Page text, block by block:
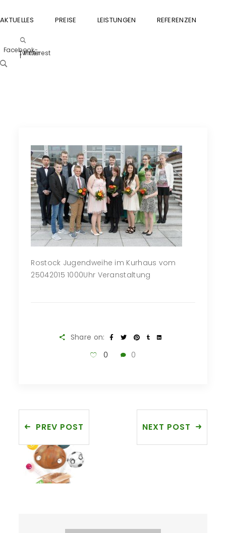
AKTUELLES PREISE LEISTUNGEN REFERENZEN
Facebook-
f
Twitter
Pinterest
Rostock Jugendweihe im Kurhaus vom
25042015 1000Uhr Veranstaltung
Share on:
0
0
PREV POST NEXT POST